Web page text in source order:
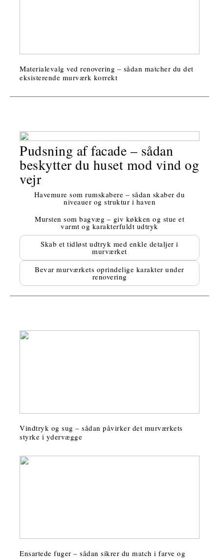
Materialevalg ved renovering – sådan matcher du det
eksisterende murværk korrekt
Pudsning af facade – sådan
beskytter du huset mod vind og
vejr
Havemure som rumskabere – sådan skaber du
niveauer og struktur i haven
Mursten som bagvæg – giv køkken og stue et
varmt og karakterfuldt udtryk
Skab et tidløst udtryk med enkle detaljer i
murværket
Bevar murværkets oprindelige karakter under
renovering
Vindtryk og sug – sådan påvirker det murværkets
styrke i ydervægge
Ensartede fuger – sådan sikrer du match i farve og